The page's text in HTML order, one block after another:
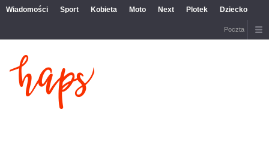
Wiadomości Sport Kobieta Moto Next Plotek Dziecko
Poczta